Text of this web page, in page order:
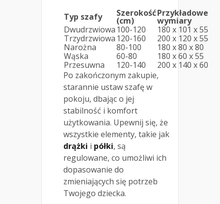
Typ szafy Szerokość
(cm)
Przykładowe
wymiary
Dwudrzwiowa 100-120
180 x 101 x 55
Trzydrzwiowa 120-160
200 x 120 x 55
Narożna
80-100
180 x 80 x 80
Wąska
60-80
180 x 60 x 55
Przesuwna
120-140
200 x 140 x 60
Po zakończonym zakupie,
starannie ustaw szafę w
pokoju, dbając o jej
stabilność i komfort
użytkowania. Upewnij się, że
wszystkie elementy, takie jak
drążki i półki, są
regulowane, co umożliwi ich
dopasowanie do
zmieniających się potrzeb
Twojego dziecka.